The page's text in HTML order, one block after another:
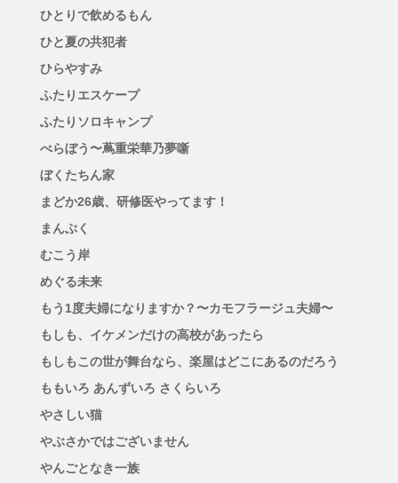
ひとりで飲めるもん
ひと夏の共犯者
ひらやすみ
ふたりエスケープ
ふたりソロキャンプ
べらぼう〜蔦重栄華乃夢噺
ぼくたちん家
まどか26歳、研修医やってます！
まんぷく
むこう岸
めぐる未来
もう1度夫婦になりますか？〜カモフラージュ夫婦〜
もしも、イケメンだけの高校があったら
もしもこの世が舞台なら、楽屋はどこにあるのだろう
ももいろ あんずいろ さくらいろ
やさしい猫
やぶさかではございません
やんごとなき一族